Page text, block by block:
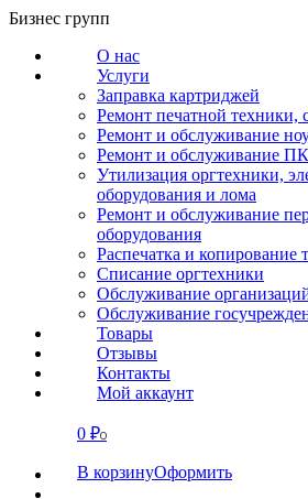
Перейти
содержанию
Бизнес групп
О нас
Услуги
Заправка картриджей
Ремонт печатной техники,
Ремонт и обслуживание
Ремонт и обслуживание ПК
Утилизация оргтехники,
оборудования и лома
Ремонт и обслуживание
оборудования
Распечатка и копирование
Списание оргтехники
Обслуживание
Обслуживание
Товары
Отзывы
Контакты
Мой аккаунт
0 ₽0
В корзинуОформить
СВЯЗАТЬСЯ
О нас